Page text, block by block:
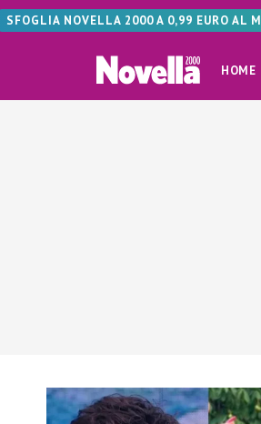
SFOGLIA NOVELLA 2000 A 0,99 EURO AL
HOME